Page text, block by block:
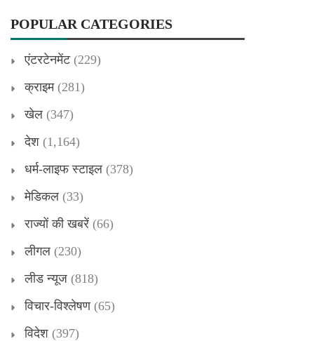
POPULAR CATEGORIES
एंटरटेनमेंट(229)
क्राइम(281)
खेल (347)
देश (1,164)
धर्म-लाइफ स्टाइल (378)
मेडिकल (33)
राज्यों की खबरें (66)
लीगल (230)
लीड न्यूज (818)
विचार-विश्लेषण(65)
विदेश (397)